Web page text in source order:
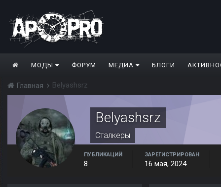
МОДЫ ФОРУМ МЕДИА БЛОГИ
Главная Belyashsrz
Belyashsrz
Сталкеры
ПУБЛИКАЦИЙ
8
ЗАРЕГИСТРИРОВАН
16 мая, 2024